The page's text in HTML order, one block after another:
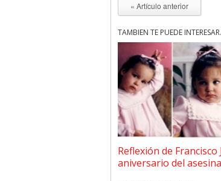
« Artículo anterior
TAMBIÉN TE PUEDE
Reflexión de Francisco
aniversario del